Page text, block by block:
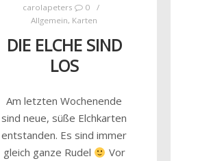
carolapeters
0
Allgemein, Karten
DIE ELCHE SIND
LOS
Am letzten Wochenende
sind neue, süße Elchkarten
entstanden. Es sind immer
gleich ganze Rudel
Vor